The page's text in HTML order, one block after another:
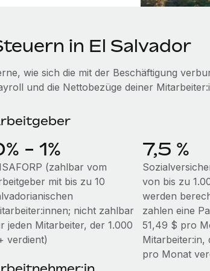
in El Salvador
wie sich die mit der Beschäftigung
und die Nettobezüge deiner
- 1%
(zahlbar vom
mit bis zu 10
nicht zahlbar
jeden Mitarbeiter, der 1.000
verdient)
7,5 %
von bis zu
werden
zahlen eine
51,49 $ pro
Mitarbeiter:in,
pro Monat